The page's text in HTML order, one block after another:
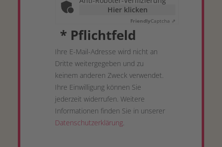
Hier klicken
FriendlyCaptcha ⇗
* Pflichtfeld
Ihre E-Mail-Adresse wird nicht an
Dritte weitergegeben und zu
keinem anderen Zweck verwendet.
Ihre Einwilligung können Sie
jederzeit widerrufen. Weitere
Informationen finden Sie in unserer
Datenschutzerklärung.